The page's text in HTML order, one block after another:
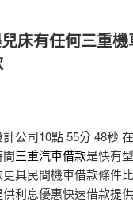
床有任何三重
公司10點 55分 48秒
三重汽車借款是快有
具民間機車借款條件
供利息優惠快速借款提